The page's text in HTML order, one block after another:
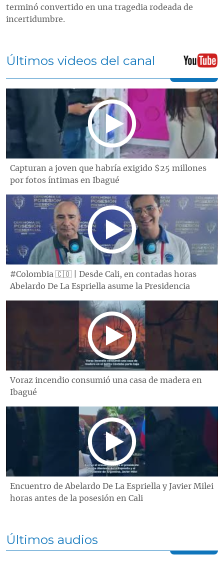
terminó convertido en una tragedia rodeada de
incertidumbre.
Últimos videos del canal
Capturan a joven que habría exigido $25 millones
por fotos íntimas en Ibagué
#Colombia 🇨🇴 | Desde Cali, en contadas horas
Abelardo De La Espriella asume la Presidencia
Voraz incendio consumió una casa de madera en
Ibagué
Encuentro de Abelardo De La Espriella y Javier Milei
horas antes de la posesión en Cali
Últimos audios